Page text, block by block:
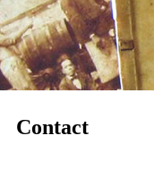
Contact